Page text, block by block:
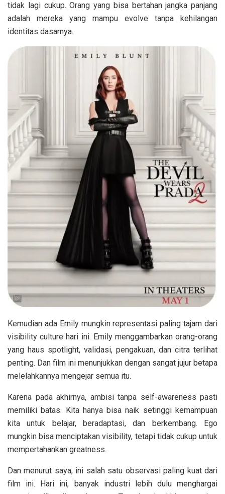
tidak lagi cukup. Orang yang bisa bertahan jangka panjang
adalah mereka yang mampu evolve tanpa kehilangan
identitas dasarnya.
Kemudian ada Emily mungkin representasi paling tajam dari
visibility culture hari ini. Emily menggambarkan orang-orang
yang haus spotlight, validasi, pengakuan, dan citra terlihat
penting. Dan film ini menunjukkan dengan sangat jujur betapa
melelahkannya mengejar semua itu.
Karena pada akhirnya, ambisi tanpa self-awareness pasti
memiliki batas. Kita hanya bisa naik setinggi kemampuan
kita untuk belajar, beradaptasi, dan berkembang. Ego
mungkin bisa menciptakan visibility, tetapi tidak cukup untuk
mempertahankan greatness.
Dan menurut saya, ini salah satu observasi paling kuat dari
film ini. Hari ini, banyak industri lebih dulu menghargai